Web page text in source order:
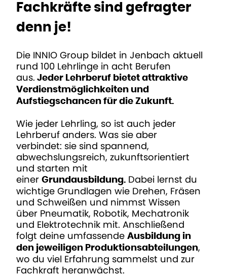
Fachkräfte sind gefragter
denn je!
Die INNIO Group bildet in Jenbach aktuell
rund 100 Lehrlinge in acht Berufen
aus. Jeder Lehrberuf bietet attraktive
Verdienstmöglichkeiten und
Aufstiegschancen für die Zukunft.
Wie jeder Lehrling, so ist auch jeder
Lehrberuf anders. Was sie aber
verbindet: sie sind spannend,
abwechslungsreich, zukunftsorientiert
und starten mit
einer Grundausbildung. Dabei lernst du
wichtige Grundlagen wie Drehen, Fräsen
und Schweißen und nimmst Wissen
über Pneumatik, Robotik, Mechatronik
und Elektrotechnik mit. Anschließend
folgt deine umfassende Ausbildung in
den jeweiligen Produktionsabteilungen,
wo du viel Erfahrung sammelst und zur
Fachkraft heranwächst.